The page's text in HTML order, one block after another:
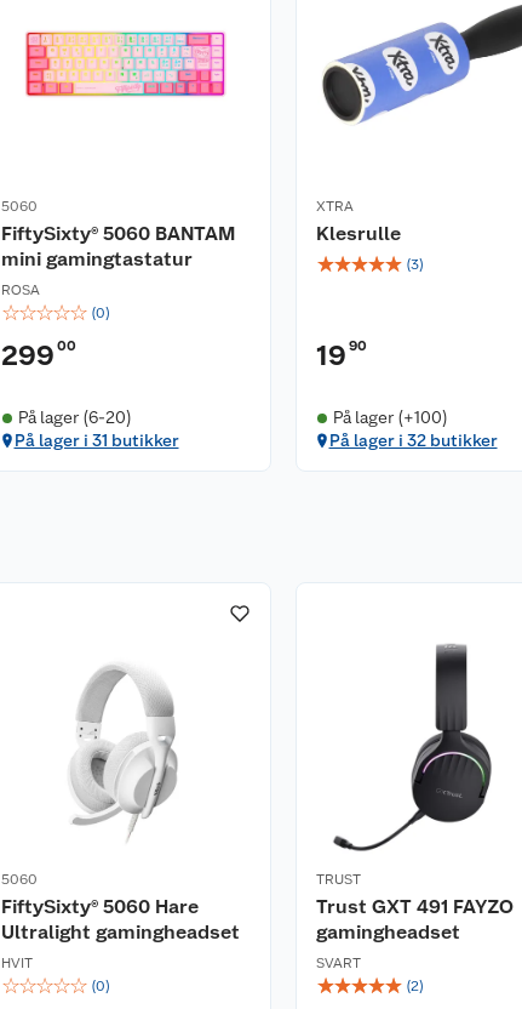
5060
FiftySixty® 5060 BANTAM
mini gamingtastatur
ROSA
☆☆☆☆☆ (0)
299 00
På lager (6-20)
På lager i 31 butikker
XTRA
Klesrulle
☆☆☆☆☆ (3)
19 90
På lager (+100)
På lager i 32 butikker
5060
FiftySixty® 5060 Hare
Ultralight gamingheadset
HVIT
☆☆☆☆☆ (0)
TRUST
Trust GXT 491 FAYZO
gamingheadset
SVART
☆☆☆☆☆ (2)